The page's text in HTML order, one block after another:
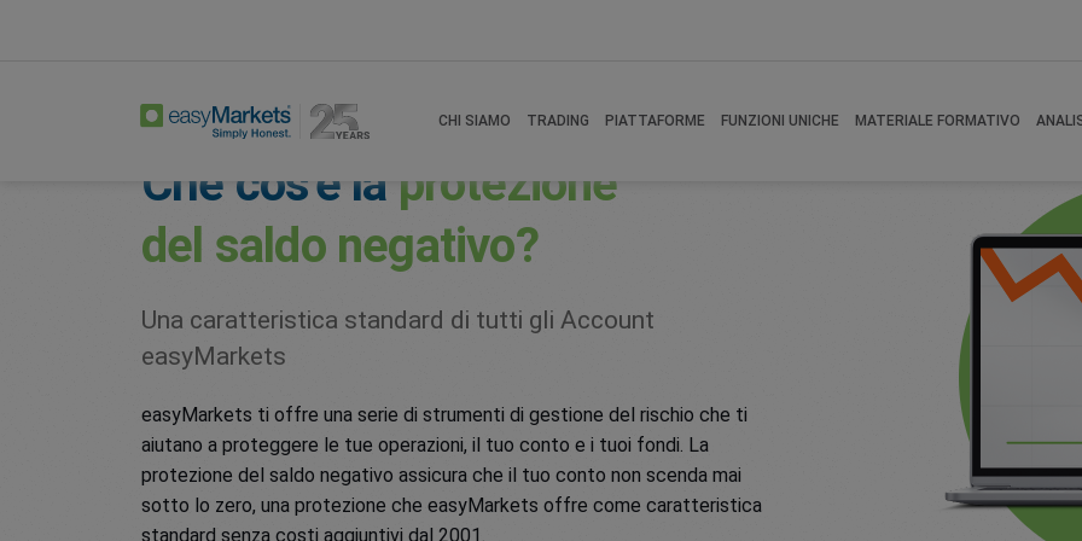
CHI SIAMO TRADING PIATTAFORME FUNZIONI UNICHE MATERIALE FORMATIVO
Che cos'è la protezione
del saldo negativo?
Una caratteristica standard di tutti gli Account
easyMarkets
easyMarkets ti offre una serie di strumenti di gestione del rischio che ti
aiutano a proteggere le tue operazioni, il tuo conto e i tuoi fondi. La
protezione del saldo negativo assicura che il tuo conto non scenda mai
sotto lo zero, una protezione che easyMarkets offre come caratteristica
standard senza costi aggiuntivi dal 2001.